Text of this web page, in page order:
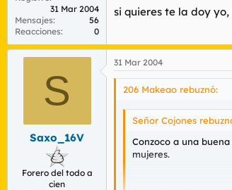
31 Mar 2004
Mensajes
56
Reacciones
0
si quieres te la doy
S
Saxo_16V
Forero del todo a
cien
31 Mar 2004
206 Makeao rebuznó:
Señor Cojones
Conzoco a una
mujeres.